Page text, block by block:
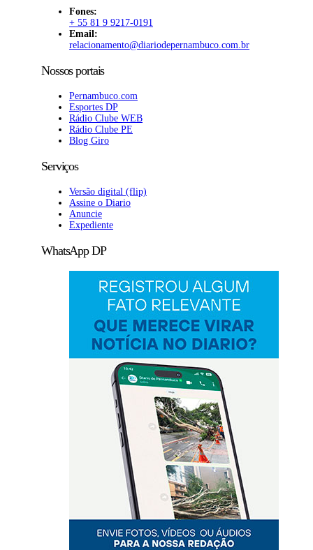
Fones:
+ 55 81 9 9217-0191
Email:
relacionamento@diariodepernambuco.com.br
Nossos portais
Pernambuco.com
Esportes DP
Rádio Clube WEB
Rádio Clube PE
Blog Giro
Serviços
Versão digital (flip)
Assine o Diario
Anuncie
Expediente
WhatsApp DP